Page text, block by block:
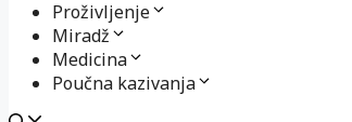
Proživljenje
Miradž
Medicina
Poučna kazivanja